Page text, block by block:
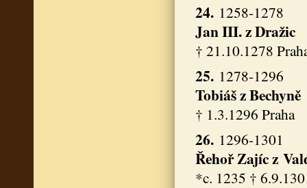
24.1258-1278
Jan III.z Dražic
† 21.10.1278
25.1278-1296
Tobiášz Bechyně
† 1.3.1296 Praha
26.1296-1301
ŘehořZajíc z
*c. 1235 †